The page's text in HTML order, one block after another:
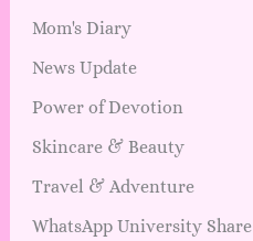
Mom's Diary
News Update
Power of Devotion
Skincare & Beauty
Travel & Adventure
WhatsApp University Share